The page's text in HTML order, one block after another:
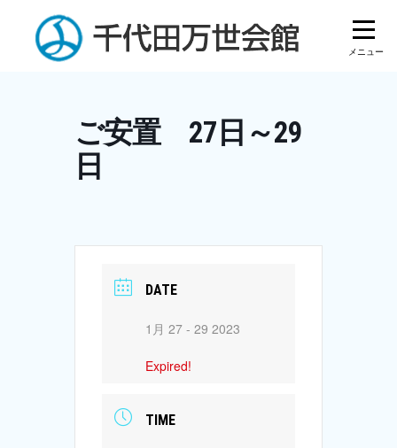
content
ご安置 27日～29
日
DATE
1月 27 - 29 2023
Expired!
TIME